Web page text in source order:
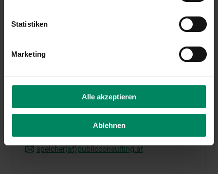
Statistiken
Marketing
Alle akzeptieren
Ablehnen
Serviceteam Speicher
speicher(at)publicconsulting.at